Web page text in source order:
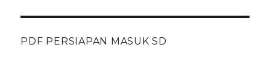
PDF PERSIAPAN MASUK SD